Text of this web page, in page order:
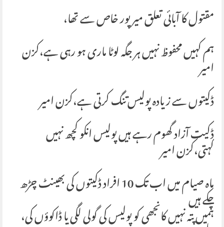
مقتول کا آبائی تعلق میر پور خاص سے تھا،
ہم کہیں محفوظ نہیں ہر جگہ لوٹا ماری ہو رہی ہے،کزن
امیر
ڈکیتوں سے زیادہ پولیس تنگ کرتی ہے،کزن امیر
ڈکیت آزاد گھوم رہے ہیں پولیس انکو کچھ نہیں
کہتی،کزن امیر
ماہ صیام میں اب تک 10 افراد ڈکیتوں کی بھینٹ چڑھ
چکے ہیں
ہمیں پتہ نہیں کانجھی کو پولیس کی گولی لگی یا ڈاکوؤں کی،